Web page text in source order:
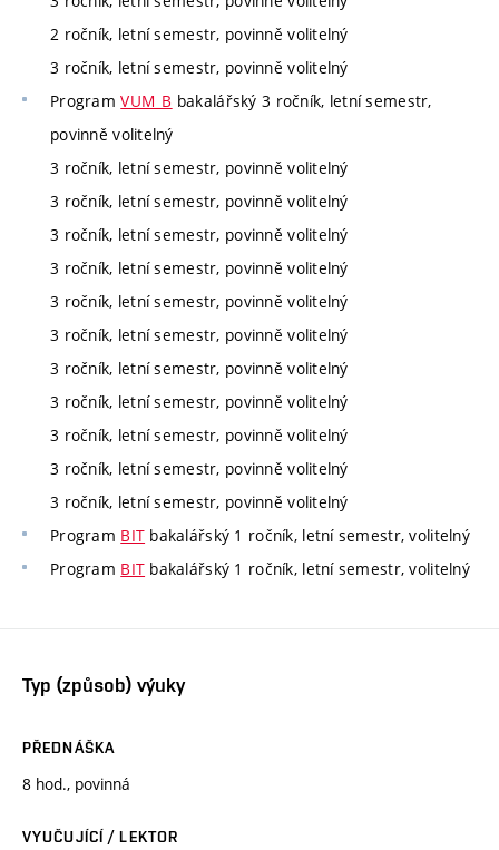
2 ročník, letní semestr, povinně volitelný
3 ročník, letní semestr, povinně volitelný
ProgramVUM_B bakalářský 3 ročník, letní semestr,
povinně volitelný
3 ročník, letní semestr, povinně volitelný
3 ročník, letní semestr, povinně volitelný
3 ročník, letní semestr, povinně volitelný
3 ročník, letní semestr, povinně volitelný
3 ročník, letní semestr, povinně volitelný
3 ročník, letní semestr, povinně volitelný
3 ročník, letní semestr, povinně volitelný
3 ročník, letní semestr, povinně volitelný
3 ročník, letní semestr, povinně volitelný
3 ročník, letní semestr, povinně volitelný
3 ročník, letní semestr, povinně volitelný
Program BIT bakalářský 1 ročník, letní semestr, volitelný
Program BIT bakalářský 1 ročník, letní semestr, volitelný
Typ (způsob) výuky
PŘEDNÁŠKA
8 hod., povinná
VYUČUJÍCÍ / LEKTOR